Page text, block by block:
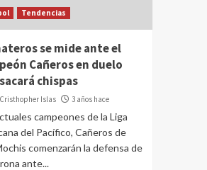
Tendencias
se mide ante el
Cañeros en duelo
chispas
Cristhopher Islas 3 años hace
campeones de la Liga
del Pacífico, Cañeros de
comenzarán la defensa de
ante...